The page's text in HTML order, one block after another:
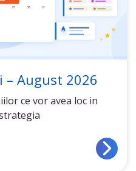
– August 2026
ce vor avea loc in